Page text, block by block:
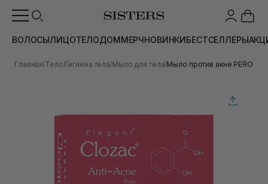
ВОЛОСЫЛИЦОТЕЛОДОММЕРЧНОВИНКИБЕСТСЕЛЛЕРЫ
Главная Тело Гигиена тела Мыло для тела Мыло против акне